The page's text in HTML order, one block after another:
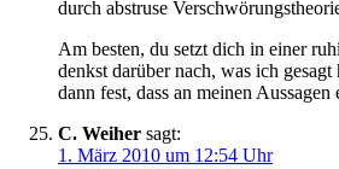
durch abstruse
Am besten, du setzt dich in einer
denkst darüber nach, was ich
dann fest, dass an meinen
C. Weiher sagt:
1. März 2010 um 12:54 Uhr